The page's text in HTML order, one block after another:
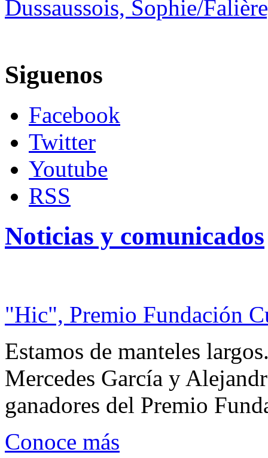
Dussaussois, Sophie/
Siguenos
Facebook
Twitter
Youtube
RSS
Noticias y comunicados
"Hic", Premio Fundación
Estamos de manteles
Mercedes García y
ganadores del Premio
Conoce más